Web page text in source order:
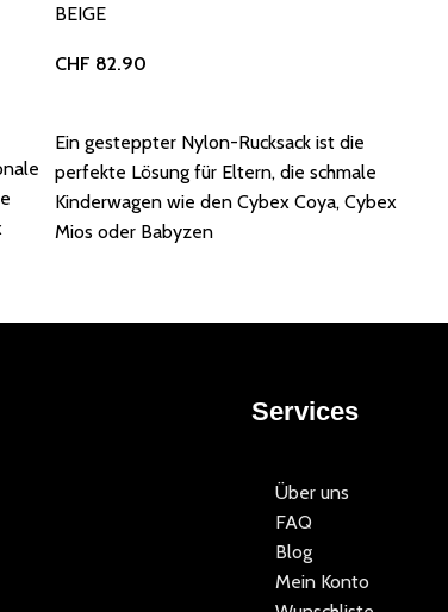
BEIGE
CHF 82.90
Ein gesteppter Nylon-Rucksack ist die
perfekte Lösung für Eltern, die schmale
Kinderwagen wie den Cybex Coya, Cybex
Mios oder Babyzen
Services
Über uns
FAQ
Blog
Mein Konto